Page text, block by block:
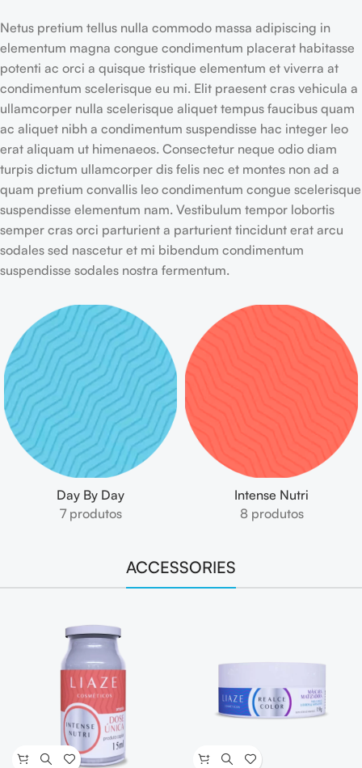
Netus pretium tellus nulla commodo massa adipiscing in
elementum magna congue condimentum placerat habitasse
potenti ac orci a quisque tristique elementum et viverra at
condimentum scelerisque eu mi. Elit praesent cras vehicula a
ullamcorper nulla scelerisque aliquet tempus faucibus quam
ac aliquet nibh a condimentum suspendisse hac integer leo
erat aliquam ut himenaeos. Consectetur neque odio diam
turpis dictum ullamcorper dis felis nec et montes non ad a
quam pretium convallis leo condimentum congue scelerisque
suspendisse elementum nam. Vestibulum tempor lobortis
semper cras orci parturient a parturient tincidunt erat arcu
sodales sed nascetur et mi bibendum condimentum
suspendisse sodales nostra fermentum.
Day By Day
7 produtos
Intense Nutri
8 produtos
ACCESSORIES